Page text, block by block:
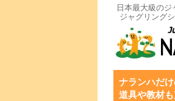
日本最大級の
ジャグリング
ナランハだ
道具や教材